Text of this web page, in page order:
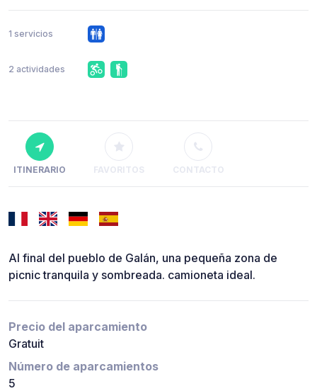
1 servicios
2 actividades
ITINERARIO FAVORITOS CONTACTO
Al final del pueblo de Galán, una pequeña zona de
picnic tranquila y sombreada. camioneta ideal.
Precio del aparcamiento
Gratuit
Número de aparcamientos
5